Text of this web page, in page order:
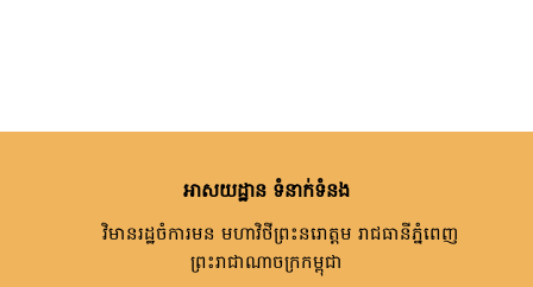
អាសយដ្ឋាន ទំនាក់ទំនង
វិមានរដ្ឋចំការមន មហាវិថីព្រះនរោត្តម រាជធានីភ្នំពេញ
ព្រះរាជាណាចក្រកម្ពុជា